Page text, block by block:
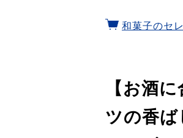
和菓子のセ
【お酒
ツの香ば